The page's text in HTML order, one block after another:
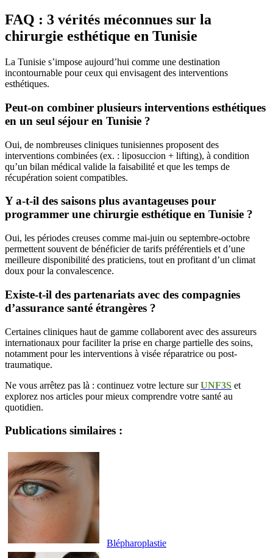
FAQ : 3 vérités méconnues sur la
chirurgie esthétique en Tunisie
La Tunisie s’impose aujourd’hui comme une destination
incontournable pour ceux qui envisagent des interventions
esthétiques.
Peut-on combiner plusieurs interventions esthétiques
en un seul séjour en Tunisie ?
Oui, de nombreuses cliniques tunisiennes proposent des
interventions combinées (ex. : liposuccion + lifting), à condition
qu’un bilan médical valide la faisabilité et que les temps de
récupération soient compatibles.
Y a-t-il des saisons plus avantageuses pour
programmer une chirurgie esthétique en Tunisie ?
Oui, les périodes creuses comme mai-juin ou septembre-octobre
permettent souvent de bénéficier de tarifs préférentiels et d’une
meilleure disponibilité des praticiens, tout en profitant d’un climat
doux pour la convalescence.
Existe-t-il des partenariats avec des compagnies
d’assurance santé étrangères ?
Certaines cliniques haut de gamme collaborent avec des assureurs
internationaux pour faciliter la prise en charge partielle des soins,
notamment pour les interventions à visée réparatrice ou post-
traumatique.
Ne vous arrêtez pas là : continuez votre lecture surUNF3S et
explorez nos articles pour mieux comprendre votre santé au
quotidien.
Publications similaires :
Blépharoplastie